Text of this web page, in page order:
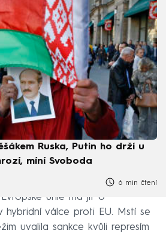
Ruska, Putin ho drží u
míní Svoboda
6 min čtení
unie má jít o
hybridní válce proti EU. Mstí se
uvalila sankce kvůli represím